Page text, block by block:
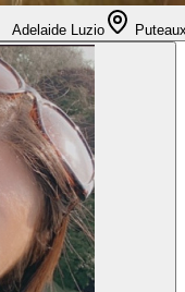
Adelaide Luzio